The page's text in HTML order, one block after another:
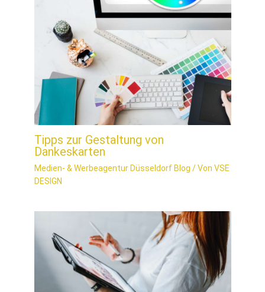
Tipps zur Gestaltung von
Dankeskarten
Medien- & Werbeagentur Düsseldorf Blog / Von VSE
DESIGN